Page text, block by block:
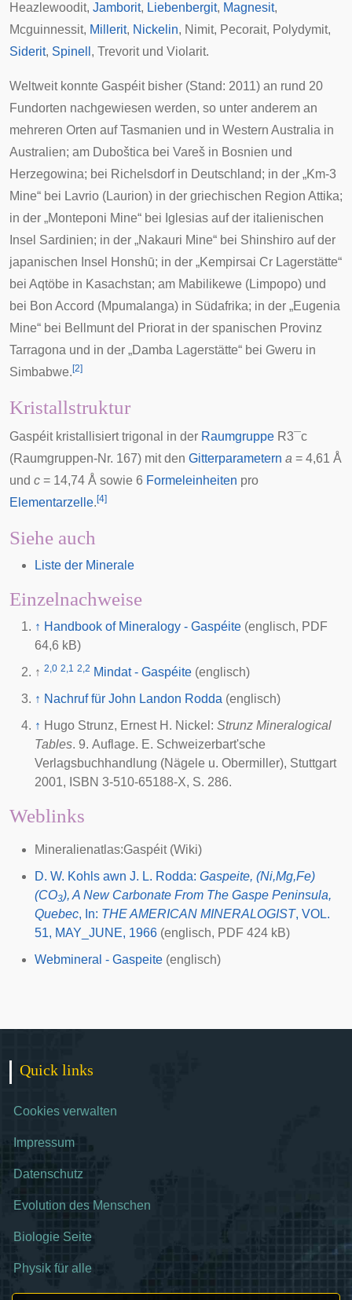
Heazlewoodit, Jamborit, Liebenbergit, Magnesit,
Mcguinnessit, Millerit, Nickelin, Nimit, Pecorait, Polydymit,
Siderit, Spinell , Trevoritund Violarit.
Weltweit konnte Gaspéit bisher (Stand: 2011) an rund 20
Fundorten nachgewiesen werden, so unter anderem an
mehreren Orten aufTasmanien und in Western Australia in
Australien; am Duboštica bei Vareš in Bosnien und
Herzegowina; bei Richelsdorfin Deutschland; in der „Km-3
Mine“ bei Lavrio (Laurion) in der griechischen Region Attika;
in der „Monteponi Mine“ bei Iglesias auf der italienischen
Insel Sardinien; in der „Nakauri Mine“ bei Shinshiro auf der
japanischen Insel Honshū; in der „Kempirsai Cr Lagerstätte“
bei Aqtöbe in Kasachstan; am Mabilikewe (Limpopo) und
bei Bon Accord (Mpumalanga) in Südafrika; in der „Eugenia
Mine“ bei Bellmunt del Prioratin der spanischen Provinz
Tarragona und in der „Damba Lagerstätte“ bei Gweru in
Simbabwe. [2]
Kristallstruktur
Gaspéit kristallisiert trigonal in der Raumgruppe R3¯c
(Raumgruppen-Nr. 167) mit den Gitterparametern a = 4,61 Å
und c = 14,74 Å sowie 6 Formeleinheiten pro
Elementarzelle. [4]
Siehe auch
Liste der Minerale
Einzelnachweise
↑ Handbook of Mineralogy - Gaspéite (englisch, PDF
64,6 kB)
↑ 2,0 2,1 2,2 Mindat - Gaspéite (englisch)
↑ Nachruf für John Landon Rodda (englisch)
↑ Hugo Strunz, Ernest H. Nickel: Strunz Mineralogical
Tables. 9. Auflage. E. Schweizerbart'sche
Verlagsbuchhandlung (Nägele u. Obermiller), Stuttgart
2001, ISBN 3-510-65188-X, S. 286.
Weblinks
Mineralienatlas:Gaspéit(Wiki)
D. W. Kohls awn J. L. Rodda: Gaspeite, (Ni,Mg,Fe)
(CO3), A New Carbonate From The Gaspe Peninsula,
Quebec, In: THE AMERICAN MINERALOGIST, VOL.
51, MAY_JUNE, 1966 (englisch, PDF 424 kB)
Webmineral - Gaspeite (englisch)
Quick links
Cookies verwalten
Impressum
Datenschutz
Evolution des Menschen
Biologie Seite
Physik für alle